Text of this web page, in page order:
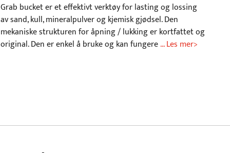
Grab bucket er et effektivt verktøy for lasting og lossing
av sand, kull, mineralpulver og kjemisk gjødsel. Den
mekaniske strukturen for åpning / lukking er kortfattet og
original. Den er enkel å bruke og kan fungere... Les mer>